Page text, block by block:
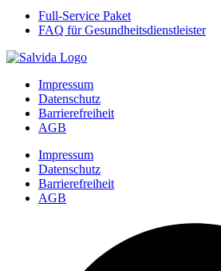
Full-Service Paket
FAQ für Gesundheitsdienstleister
Impressum
Datenschutz
Barrierefreiheit
AGB
Impressum
Datenschutz
Barrierefreiheit
AGB